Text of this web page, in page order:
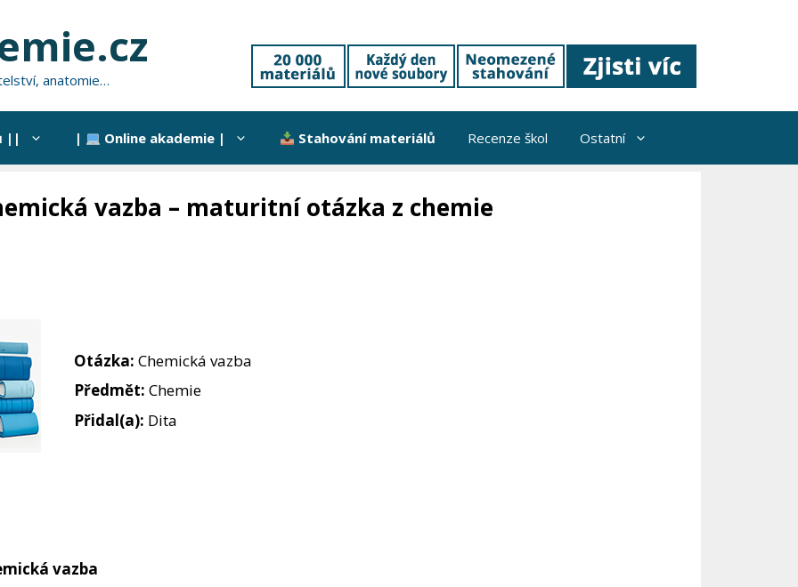
anatomie…
|| | Online akademie | Stahování materiálů Recenze škol Ostatní
vazba – maturitní otázka z chemie
Otázka: Chemická vazba
Předmět: Chemie
Přidal(a): Dita
vazba